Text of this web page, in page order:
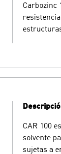
Carbozinc
CAR 100
solvente
sujetas a